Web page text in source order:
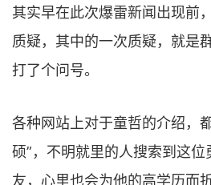
其实早在此次爆雷新闻出现前
质疑，其中的一次质疑，就是
打了个问号。
各种网站上对于童哲的介绍，
硕”，不明就里的人搜索到这
友，心里也会为他的高学历而